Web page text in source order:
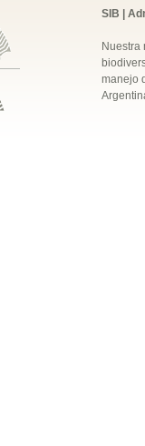
SIB |
Nuestra
manejo